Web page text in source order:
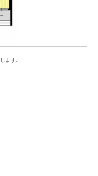
ます。